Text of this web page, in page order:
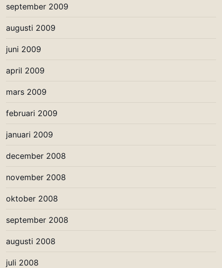
september 2009
augusti 2009
juni 2009
april 2009
mars 2009
februari 2009
januari 2009
december 2008
november 2008
oktober 2008
september 2008
augusti 2008
juli 2008